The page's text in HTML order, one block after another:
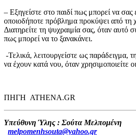
– Εξηγείστε στο παιδί πως μπορεί να σας
οποιοδήποτε πρόβλημα προκύψει από τη
Διατηρείτε τη ψυχραιμία σας, όταν αυτό
πως μπορεί να το ξανακάνει.
-Τελικά, λειτουργείστε ως παράδειγμα,
να έχουν κατά νου, όταν χρησιμοποιείτε
ΠΗΓΗ ATHENA.GR
Υπεύθυνη Ύλης : Σούτα Μελπομένη
melpomenhsouta@yahoo.gr